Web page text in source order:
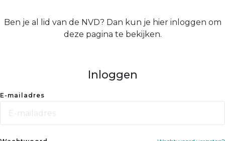
Ben je al lid van de NVD? Dan kun je hier inloggen om
deze pagina te bekijken.
Inloggen
E-mailadres